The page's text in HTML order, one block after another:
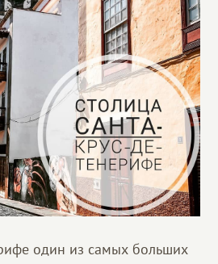
один из самых больших